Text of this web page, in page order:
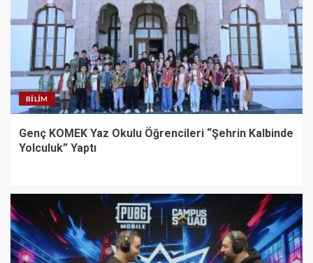
BILIM
Genç KOMEK Yaz Okulu Öğrencileri “Şehrin Kalbinde
Yolculuk” Yaptı